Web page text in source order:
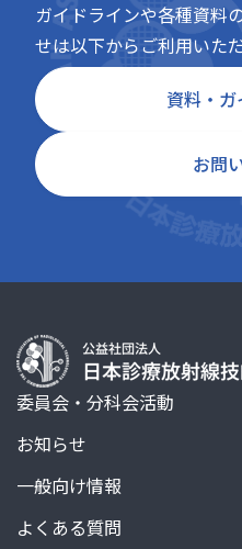
ガイドラインや各種資料
せは以下からご利用いただ
資料・
お問
委員会・分科会活動
お知らせ
一般向け情報
よくある質問